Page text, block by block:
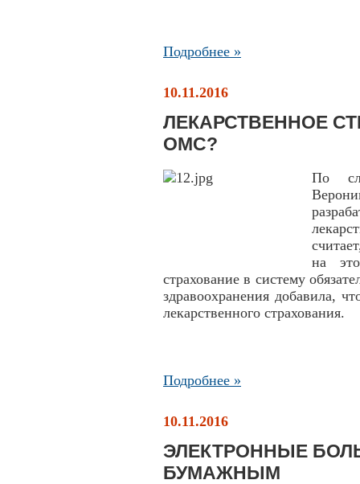
Подробнее »
10.11.2016
ЛЕКАРСТВЕННОЕ
ОМС?
По
на
страхование в систему
здравоохранения добавила,
лекарственного страхования.
Подробнее »
10.11.2016
ЭЛЕКТРОННЫЕ
БУМАЖНЫМ